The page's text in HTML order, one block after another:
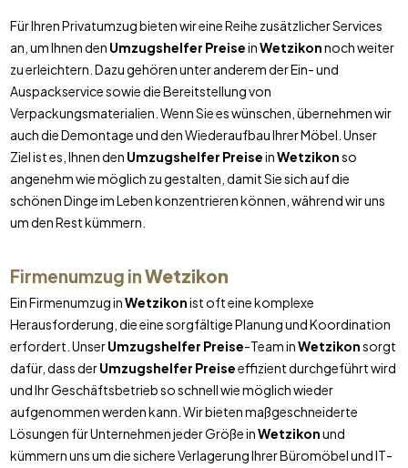
Für Ihren Privatumzug bieten wir eine Reihe zusätzlicher Services
an, um Ihnen den Umzugshelfer PreiseinWetzikonnoch weiter
zu erleichtern. Dazu gehören unter anderem der Ein- und
Auspackservice sowie die Bereitstellung von
Verpackungsmaterialien. Wenn Sie es wünschen, übernehmen wir
auch die Demontage und den Wiederaufbau Ihrer Möbel. Unser
Ziel ist es, Ihnen den Umzugshelfer PreiseinWetzikonso
angenehm wie möglich zu gestalten, damit Sie sich auf die
schönen Dinge im Leben konzentrieren können, während wir uns
um den Rest kümmern.
Firmenumzug inWetzikon
Ein Firmenumzug inWetzikonist oft eine komplexe
Herausforderung, die eine sorgfältige Planung und Koordination
erfordert. UnserUmzugshelfer Preise-Team inWetzikonsorgt
dafür, dass derUmzugshelfer Preiseeffizient durchgeführt wird
und Ihr Geschäftsbetrieb so schnell wie möglich wieder
aufgenommen werden kann. Wir bieten maßgeschneiderte
Lösungen für Unternehmen jeder Größe inWetzikonund
kümmern uns um die sichere Verlagerung Ihrer Büromöbel und IT-